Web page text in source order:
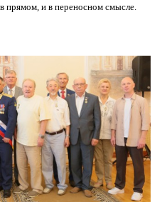
прямом, и в переносном смысле.